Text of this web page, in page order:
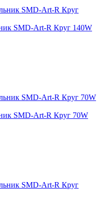
SMD-Art-R Круг 140W
SMD-Art-R Круг 70W